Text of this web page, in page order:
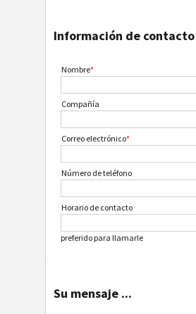
Información de contacto
Nombre*
Compañía
Correo electrónico*
Número de teléfono
Horario de contacto
preferido para llamarle
Su mensaje ...